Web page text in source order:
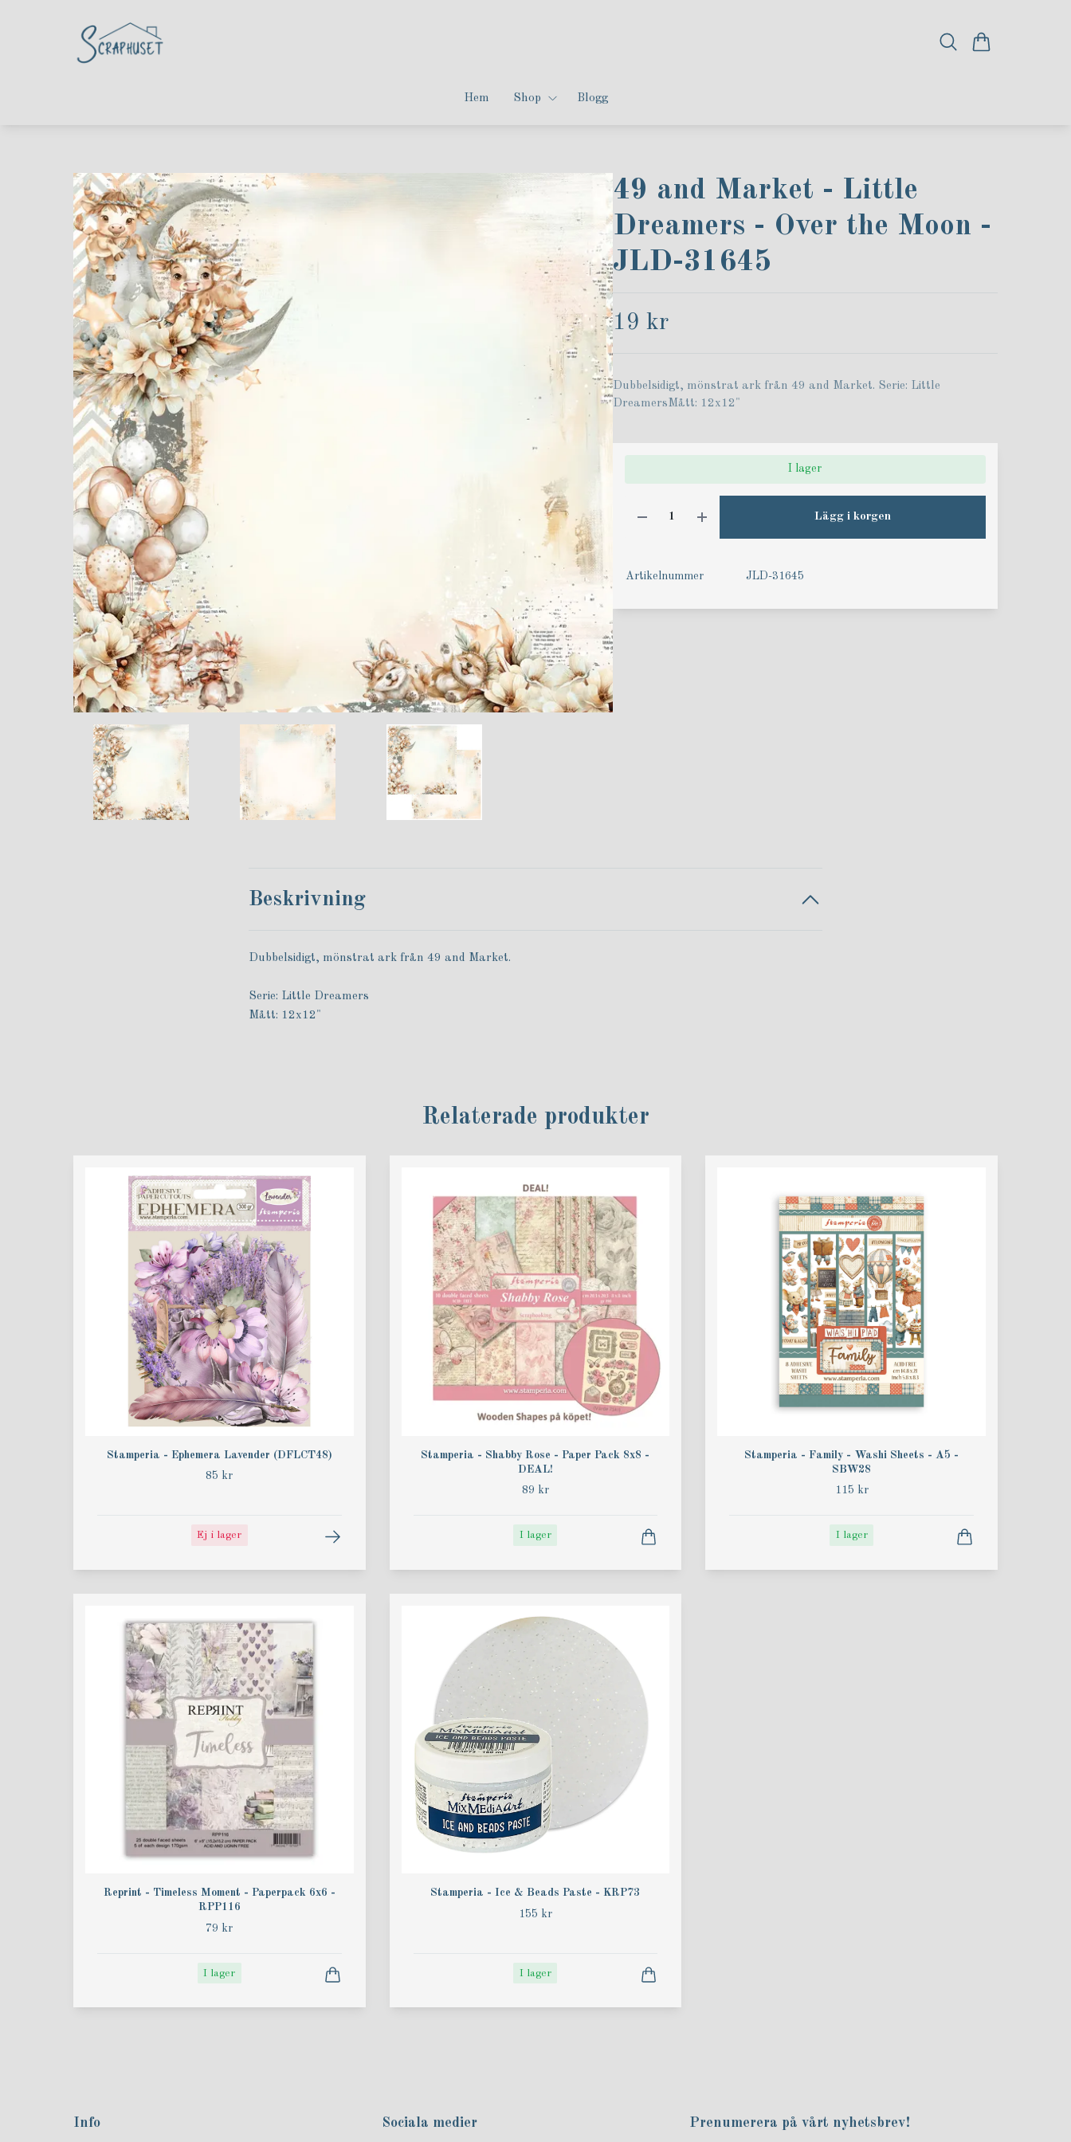
Hem Shop Blogg
49 and Market - Little
Dreamers - Over the Moon -
JLD-31645
19 kr
Dubbelsidigt, mönstrat ark från 49 and Market. Serie: Little
DreamersMått: 12x12"
I lager
Lägg i korgen
Artikelnummer JLD-31645
Beskrivning
Dubbelsidigt, mönstrat ark från 49 and Market.
Serie: Little Dreamers
Mått: 12x12"
Relaterade produkter
Stamperia - Ephemera Lavender (DFLCT48)
85 kr
Ej i lager
Stamperia - Shabby Rose - Paper Pack 8x8 -
DEAL!
89 kr
I lager
Stamperia - Family - Washi Sheets - A5 -
SBW28
115 kr
I lager
Reprint - Timeless Moment - Paperpack 6x6 -
RPP116
79 kr
I lager
Stamperia - Ice & Beads Paste - KRP73
155 kr
I lager
Info Sociala medier Prenumerera på vårt nyhetsbrev!